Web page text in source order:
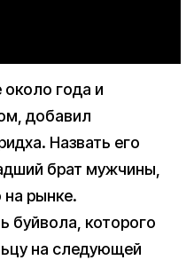
года и
добавил
Назвать его
брат мужчины,
на рынке.
буйвола, которого
на следующей